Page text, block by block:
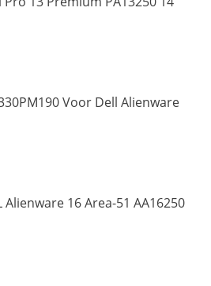
Voor Dell Alienware
Alienware 16 Area-51 AA16250